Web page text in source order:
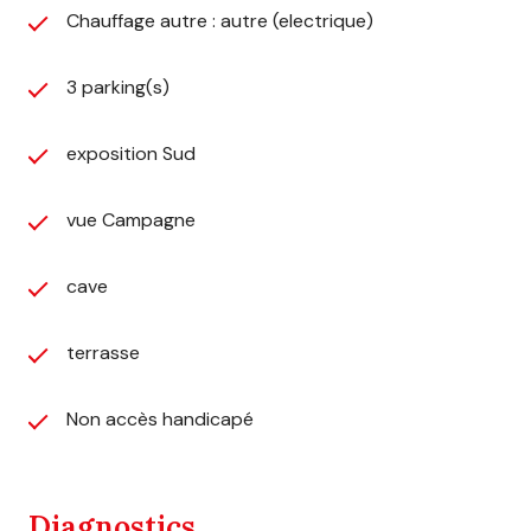
Fruits et abritée d'une pergola. Le pool-house
électrolyse et rangement pour les accessoires et le
robot. - Une Grange ouverte avec 3 places de parking
outils Terrain de 4715 m2 clos avec un jardin spacieux,
détente grâce au calme, la vue sur la campagne
panneaux photovoltaïques consommation et revente,
Chauffage autre : autre (electrique)
3 parking(s)
exposition Sud
vue Campagne
cave
terrasse
Non accès handicapé